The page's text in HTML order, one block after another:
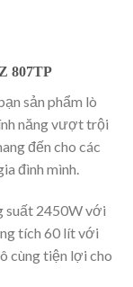
807TP
sản phẩm lò
năng vượt trội
đến cho các
đình mình.
suất 2450W với
tích 60 lít với
cùng tiện lợi cho